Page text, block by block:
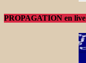
PROPAGATION en live